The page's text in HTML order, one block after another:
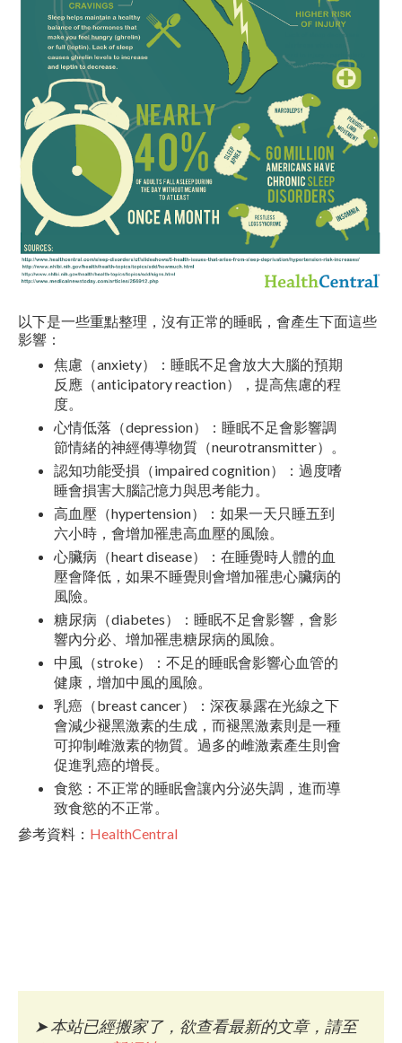
以下是一些重點整理，沒有正常的睡眠，會產生下面這些
影響：
焦慮（anxiety）：睡眠不足會放大大腦的預期
反應（anticipatory reaction），提高焦慮的程
度。
心情低落（depression）：睡眠不足會影響調
節情緒的神經傳導物質（neurotransmitter）。
認知功能受損（impaired cognition）：過度嗜
睡會損害大腦記憶力與思考能力。
高血壓（hypertension）：如果一天只睡五到
六小時，會增加罹患高血壓的風險。
心臟病（heart disease）：在睡覺時人體的血
壓會降低，如果不睡覺則會增加罹患心臟病的
風險。
糖尿病（diabetes）：睡眠不足會影響，會影
響內分必、增加罹患糖尿病的風險。
中風（stroke）：不足的睡眠會影響心血管的
健康，增加中風的風險。
乳癌（breast cancer）：深夜暴露在光線之下
會減少褪黑激素的生成，而褪黑激素則是一種
可抑制雌激素的物質。過多的雌激素產生則會
促進乳癌的增長。
食慾：不正常的睡眠會讓內分泌失調，進而導
致食慾的不正常。
參考資料： HealthCentral
➤本站已經搬家了，欲查看最新的文章，請至